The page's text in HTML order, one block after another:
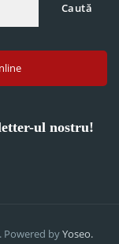
Caută
ul nostru!
Powered byYoseo.